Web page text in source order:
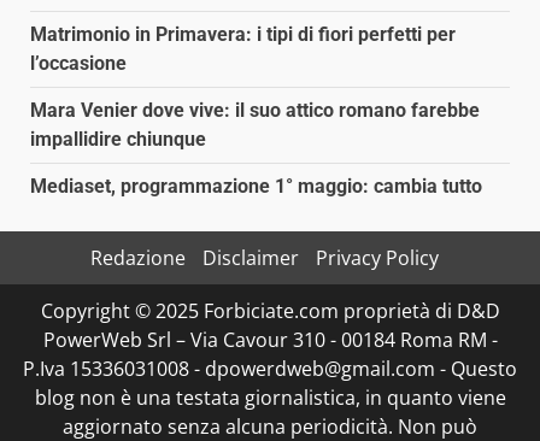
Matrimonio in Primavera: i tipi di fiori perfetti per
l’occasione
Mara Venier dove vive: il suo attico romano farebbe
impallidire chiunque
Mediaset, programmazione 1° maggio: cambia tutto
Redazione Disclaimer
Privacy Policy
Copyright © 2025 Forbiciate.com proprietà di D&D
PowerWeb Srl – Via Cavour 310 - 00184 Roma RM -
P.Iva 15336031008 - dpowerdweb@gmail.com - Questo
blog non è una testata giornalistica, in quanto viene
aggiornato senza alcuna periodicità. Non può